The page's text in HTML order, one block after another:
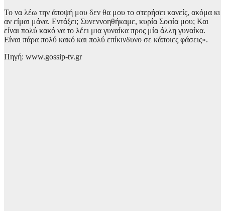
Το να λέω την άποψή μου δεν θα μου το στερήσει κανείς, ακόμα κι
αν είμαι μάνα. Εντάξει; Συνεννοηθήκαμε, κυρία Σοφία μου; Και
είναι πολύ κακό να το λέει μια γυναίκα προς μία άλλη γυναίκα.
Είναι πάρα πολύ κακό και πολύ επίκινδυνο σε κάποιες φάσεις».
Πηγή: www.gossip-tv.gr